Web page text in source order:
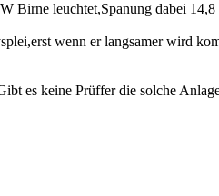
Birne leuchtet,Spanung dabei
wenn er langsamer wird
es keine Prüffer die solche